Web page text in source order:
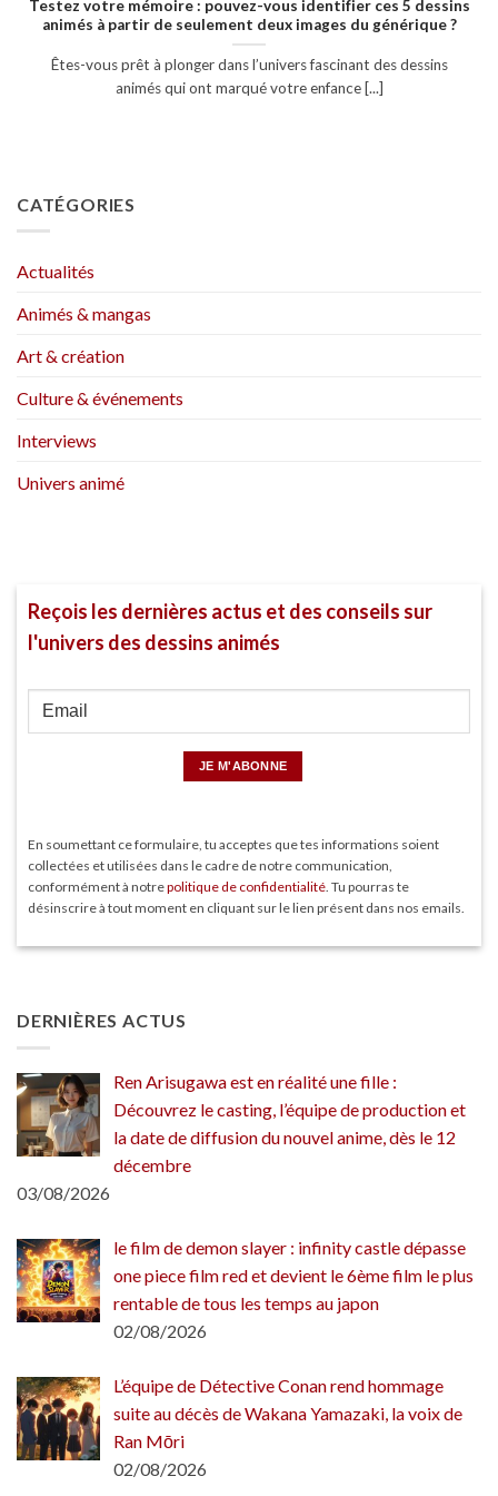
Testez votre mémoire : pouvez-vous identifier ces 5 dessins
animés à partir de seulement deux images du générique ?
Êtes-vous prêt à plonger dans l’univers fascinant des dessins
animés qui ont marqué votre enfance [...]
CATÉGORIES
Actualités
Animés & mangas
Art & création
Culture & événements
Interviews
Univers animé
Reçois les dernières actus et des conseils sur
l'univers des dessins animés
En soumettant ce formulaire, tu acceptes que tes informations soient
collectées et utilisées dans le cadre de notre communication,
conformément à notrepolitique de confidentialité . Tu pourras te
désinscrire à tout moment en cliquant sur le lien présent dans nos emails.
DERNIÈRES ACTUS
Ren Arisugawa est en réalité une fille :
Découvrez le casting, l’équipe de production et
la date de diffusion du nouvel anime, dès le 12
décembre
03/08/2026
le film de demon slayer : infinity castle dépasse
one piece film red et devient le 6ème film le plus
rentable de tous les temps au japon
02/08/2026
L’équipe de Détective Conan rend hommage
suite au décès de Wakana Yamazaki, la voix de
Ran Mōri
02/08/2026